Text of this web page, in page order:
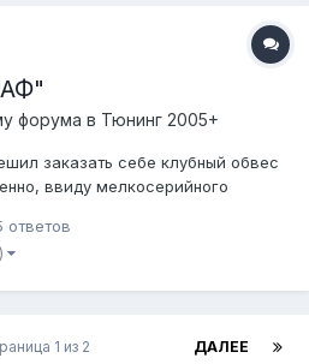
форума в Тюнинг 2005+
заказать себе клубный обвес
ввиду мелкосерийного
аналогичный обвес!
еще 3 человека. Цена обвеса
ответов
ДАЛЕЕ
1 из 2